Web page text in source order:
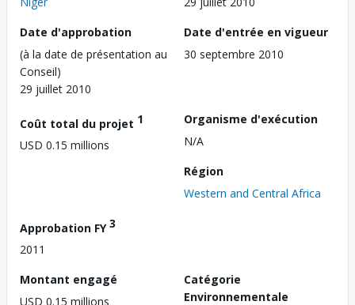
Date d'approbation
(à la date de présentation au
Conseil)
29 juillet 2010
Date d'entrée en vigueur
30 septembre 2010
Coût total du projet 1
USD 0.15 millions
Organisme d'exécution
N/A
Région
Western and Central Africa
Approbation FY3
2011
Montant engagé
USD 0.15 millions
Catégorie
Environnementale